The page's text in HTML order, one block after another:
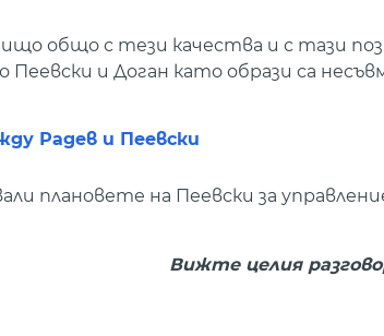
общо с тези качества и с тази
и Доган като образи са
Радев и Пеевски
плановете на Пеевски за
Вижте целия